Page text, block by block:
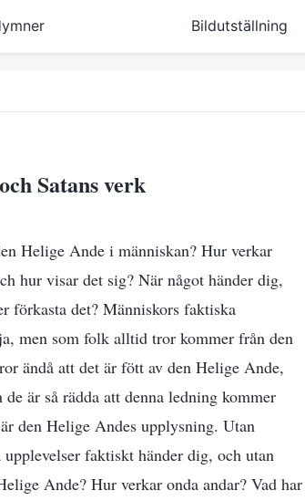
Bildutställning
Satans verk
Helige Ande i människan? Hur verkar
hur visar det sig? När något händer dig,
förkasta det? Människors faktiska
men som folk alltid tror kommer från den
ändå att det är fött av den Helige Ande,
är så rädda att denna ledning kommer
den Helige Andes upplysning. Utan
faktiskt händer dig, och utan
Ande? Hur verkar onda andar? Vad har